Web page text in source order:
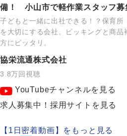
備！ 小山市で軽作業スタッフ募
子どもと一緒に出社できる！？保育所
を大切にする会社。ピッキングと商
方にピッタリ。
協栄流通株式会社
3.8万回視聴
YouTubeチャンネルを見る
求人募集中！採用サイトを見る
【1日密着動画】をもっと見る